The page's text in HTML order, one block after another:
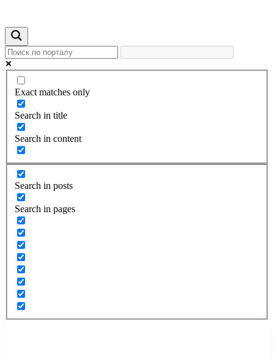
Exact matches only
Search in title
Search in content
Search in posts
Search in pages